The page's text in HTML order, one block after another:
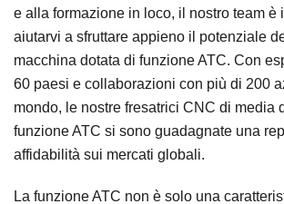
e alla formazione in loco, il nostro team è
aiutarvi a sfruttare appieno il potenziale
macchina dotata di funzione ATC. Con
60 paesi e collaborazioni con più di 200
mondo, le nostre fresatrici CNC di media
funzione ATC si sono guadagnate una
affidabilità sui mercati globali.
La funzione ATC non è solo una